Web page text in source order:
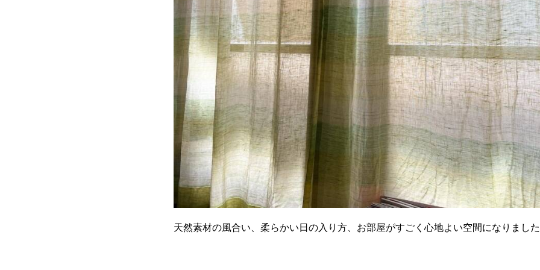
天然素材の風合い、柔らかい日の入り方、お部屋がすごく心地よい空間になりまし